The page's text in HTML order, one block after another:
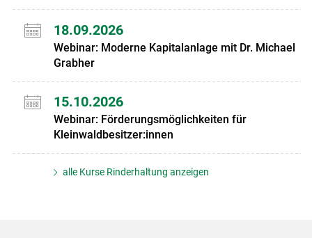
18.09.2026
Webinar: Moderne Kapitalanlage mit Dr. Michael
Grabher
15.10.2026
Webinar: Förderungsmöglichkeiten für
Kleinwaldbesitzer:innen
alle Kurse Rinderhaltung anzeigen